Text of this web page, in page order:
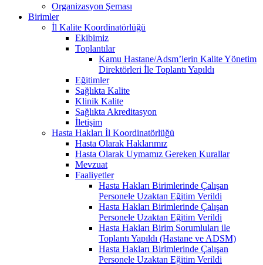
Organizasyon Şeması
Birimler
İl Kalite Koordinatörlüğü
Ekibimiz
Toplantılar
Kamu Hastane/Adsm’lerin Kalite Yönetim
Direktörleri İle Toplantı Yapıldı
Eğitimler
Sağlıkta Kalite
Klinik Kalite
Sağlıkta Akreditasyon
İletişim
Hasta Hakları İl Koordinatörlüğü
Hasta Olarak Haklarımız
Hasta Olarak Uymamız Gereken Kurallar
Mevzuat
Faaliyetler
Hasta Hakları Birimlerinde Çalışan
Personele Uzaktan Eğitim Verildi
Hasta Hakları Birimlerinde Çalışan
Personele Uzaktan Eğitim Verildi
Hasta Hakları Birim Sorumluları ile
Toplantı Yapıldı (Hastane ve ADSM)
Hasta Hakları Birimlerinde Çalışan
Personele Uzaktan Eğitim Verildi